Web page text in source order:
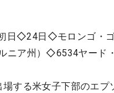
日◇24日◇モロンゴ・
ニア州）◇6534ヤード
場する米女子下部のエ